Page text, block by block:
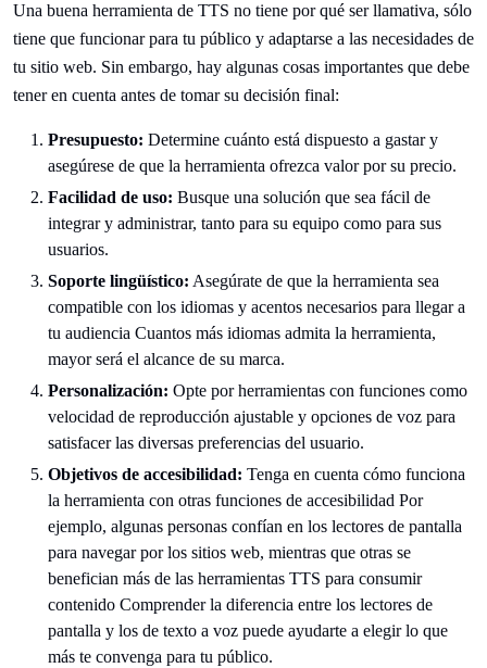
Una buena herramienta de TTS no tiene por qué ser llamativa, sólo
tiene que funcionar para tu público y adaptarse a las necesidades de
tu sitio web. Sin embargo, hay algunas cosas importantes que debe
tener en cuenta antes de tomar su decisión final:
Presupuesto: Determine cuánto está dispuesto a gastar y
asegúrese de que la herramienta ofrezca valor por su precio.
Facilidad de uso: Busque una solución que sea fácil de
integrar y administrar, tanto para su equipo como para sus
usuarios.
Soporte lingüístico: Asegúrate de que la herramienta sea
compatible con los idiomas y acentos necesarios para llegar a
tu audiencia Cuantos más idiomas admita la herramienta,
mayor será el alcance de su marca.
Personalización: Opte por herramientas con funciones como
velocidad de reproducción ajustable y opciones de voz para
satisfacer las diversas preferencias del usuario.
Objetivos de accesibilidad: Tenga en cuenta cómo funciona
la herramienta con otras funciones de accesibilidad Por
ejemplo, algunas personas confían en los lectores de pantalla
para navegar por los sitios web, mientras que otras se
benefician más de las herramientas TTS para consumir
contenido Comprender la diferencia entre los lectores de
pantalla y los de texto a voz puede ayudarte a elegir lo que
más te convenga para tu público.